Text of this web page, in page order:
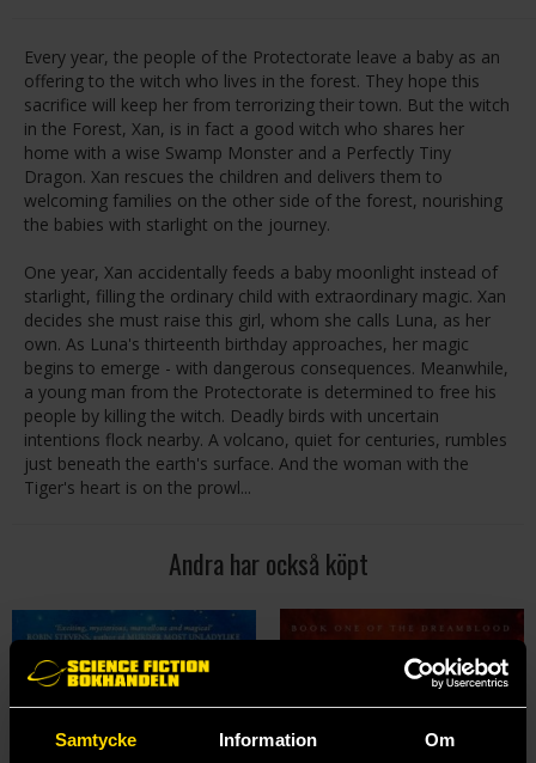
Samtycke Information Om
Every year, the people of the Protectorate leave a baby as an
offering to the witch who lives in the forest. They hope this
sacrifice will keep her from terrorizing their town. But the witch
in the Forest, Xan, is in fact a good witch who shares her
home with a wise Swamp Monster and a Perfectly Tiny
Dragon. Xan rescues the children and delivers them to
welcoming families on the other side of the forest, nourishing
the babies with starlight on the journey.
One year, Xan accidentally feeds a baby moonlight instead of
starlight, filling the ordinary child with extraordinary magic. Xan
decides she must raise this girl, whom she calls Luna, as her
own. As Luna's thirteenth birthday approaches, her magic
begins to emerge - with dangerous consequences. Meanwhile,
a young man from the Protectorate is determined to free his
people by killing the witch. Deadly birds with uncertain
intentions flock nearby. A volcano, quiet for centuries, rumbles
just beneath the earth's surface. And the woman with the
Tiger's heart is on the prowl...
Andra har också köpt